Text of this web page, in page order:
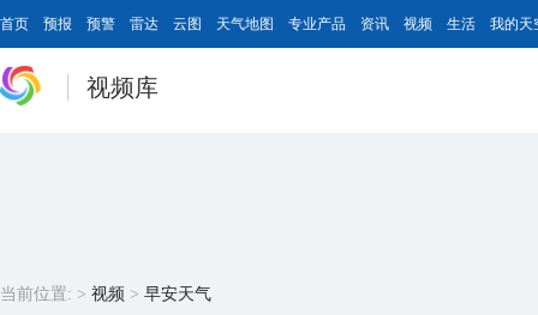
首页 预报 预警 雷达 云图 天气地图 专业产品 资讯 视频 生活 我的天
视频库
当前位置: > 视频 > 早安天气